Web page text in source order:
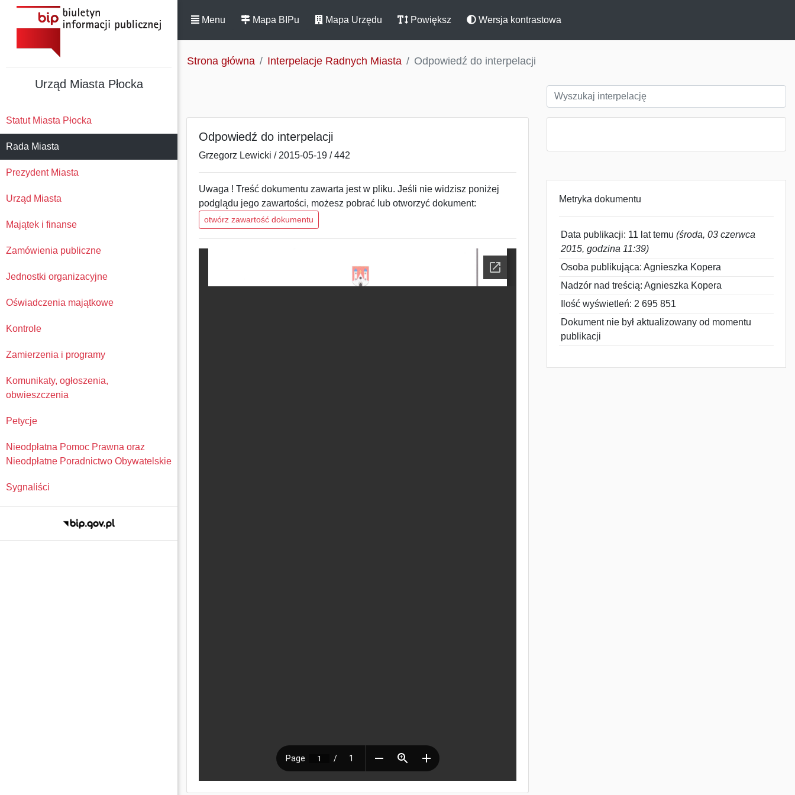
Urząd Miasta Płocka
Statut Miasta Płocka
Rada Miasta
Prezydent Miasta
Urząd Miasta
Majątek i finanse
Zamówienia publiczne
Jednostki organizacyjne
Oświadczenia majątkowe
Kontrole
Zamierzenia i programy
Komunikaty, ogłoszenia,
obwieszczenia
Petycje
Nieodpłatna Pomoc Prawna oraz
Nieodpłatne Poradnictwo Obywatelskie
Sygnaliści
Menu Mapa BIPu Mapa Urzędu Powiększ Wersja kontrastowa
Strona główna Interpelacje Radnych Miasta Odpowiedź do interpelacji
Odpowiedź do interpelacji
Grzegorz Lewicki / 2015-05-19 / 442
Uwaga ! Treść dokumentu zawarta jest w pliku. Jeśli nie widzisz poniżej
podglądu jego zawartości, możesz pobrać lub otworzyć dokument:
otwórz zawartość dokumentu
Metryka dokumentu
Data publikacji: 11 lat temu (środa, 03 czerwca
2015, godzina 11:39)
Osoba publikująca: Agnieszka Kopera
Nadzór nad treścią: Agnieszka Kopera
Ilość wyświetleń: 2 695 851
Dokument nie był aktualizowany od momentu
publikacji